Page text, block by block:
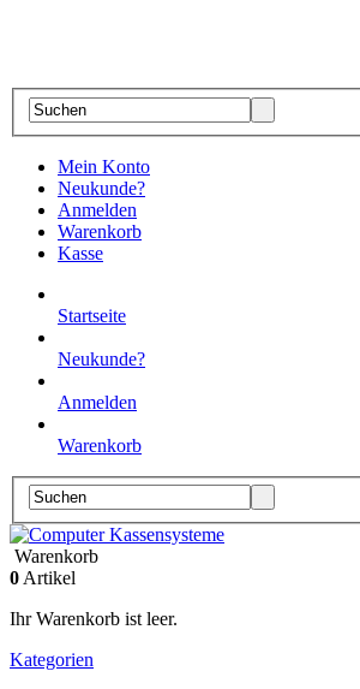
Mein Konto
Neukunde?
Anmelden
Warenkorb
Kasse
Startseite
Neukunde?
Anmelden
Warenkorb
Warenkorb
0 Artikel
Ihr Warenkorb ist leer.
Kategorien